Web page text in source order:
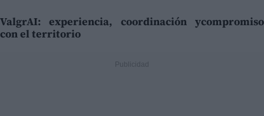
ValgrAI: experiencia, coordinación ycompromiso
con el territorio